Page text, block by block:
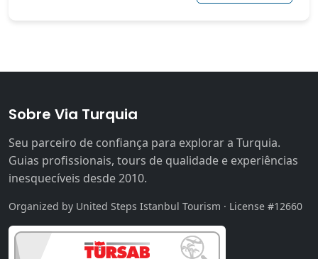
Sobre Via Turquia
Seu parceiro de confiança para explorar a Turquia.
Guias profissionais, tours de qualidade e experiências
inesquecíveis desde 2010.
Organized by United Steps Istanbul Tourism · License #12660